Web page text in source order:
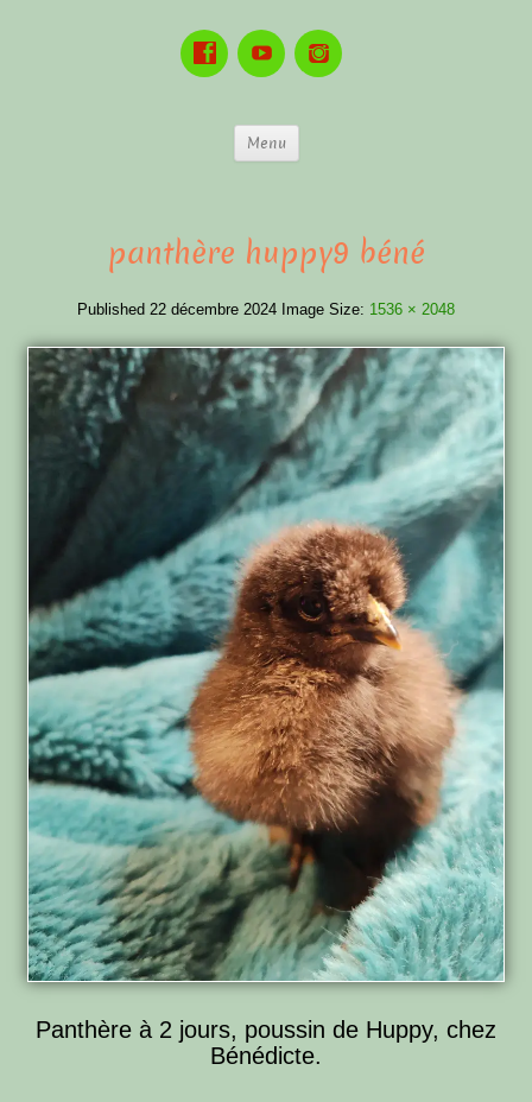
Menu
panthère huppy9 béné
Published 22 décembre 2024 Image Size: 1536 × 2048
Panthère à 2 jours, poussin de Huppy, chez
Bénédicte.